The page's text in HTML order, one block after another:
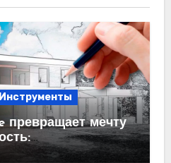
превращает мечту
под ключ